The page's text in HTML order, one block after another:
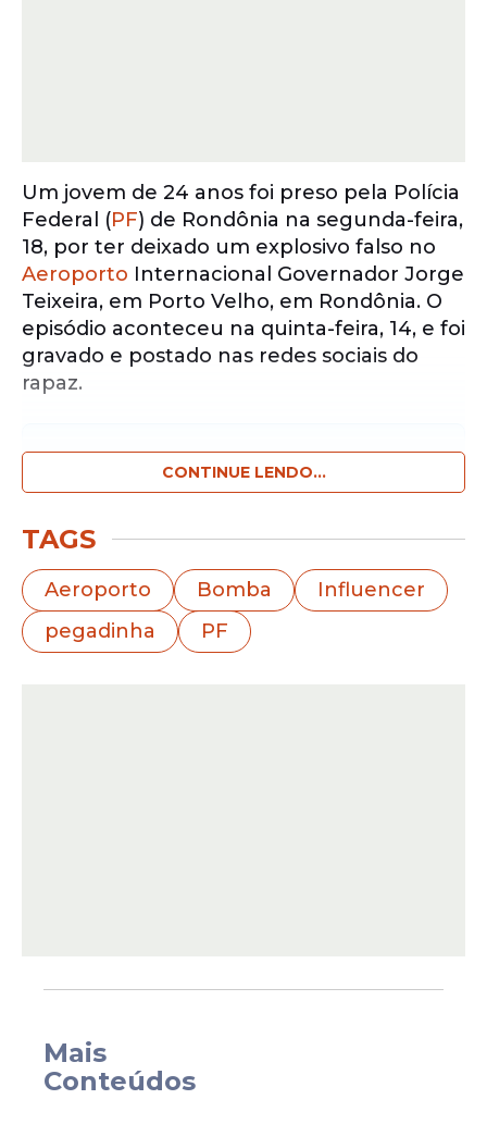
Um jovem de 24 anos foi preso pela Polícia
Federal (PF) de Rondônia na segunda-feira,
18, por ter deixado um explosivo falso no
Aeroporto Internacional Governador Jorge
Teixeira, em Porto Velho, em Rondônia. O
episódio aconteceu na quinta-feira, 14, e foi
gravado e postado nas redes sociais do
rapaz.
Notícias pelo WhatsApp
Receba as notícias exclusivas do
de Prefeiturapelo nosso canal.
Segundo a defesa de Carlos Eduardo
Lenartowicz Lima, conhecido nas redes
CONTINUE LENDO...
TAGS
Aeroporto Bomba
Influencer
pegadinha
PF
Mais
Conteúdos